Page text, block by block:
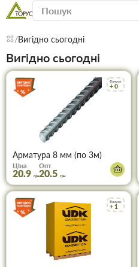
Вигідно сьогодні
Вигідно сьогодні
Бонуси
+ 0
Арматура 8 мм (по 3м)
Ціна
20.9 грн
Опт
20.5 грн
Бонуси
+ 1